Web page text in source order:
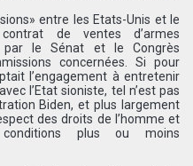
entre les Etats-Unis et le
de ventes d’armes
par le Sénat et le Congrès
concernées. Si pour
l’engagement à entretenir
l’Etat sioniste, tel n’est pas
Biden, et plus largement
des droits de l’homme et
plus ou moins